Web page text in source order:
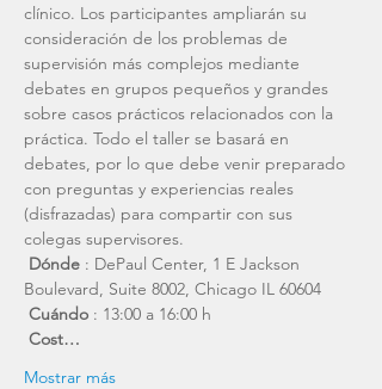
clínico. Los participantes ampliarán su
consideración de los problemas de
supervisión más complejos mediante
debates en grupos pequeños y grandes
sobre casos prácticos relacionados con la
práctica. Todo el taller se basará en
debates, por lo que debe venir preparado
con preguntas y experiencias reales
(disfrazadas) para compartir con sus
colegas supervisores.
Dónde : DePaul Center, 1 E Jackson
Boulevard, Suite 8002, Chicago IL 60604
Cuándo : 13:00 a 16:00 h
Cost…
Mostrar más